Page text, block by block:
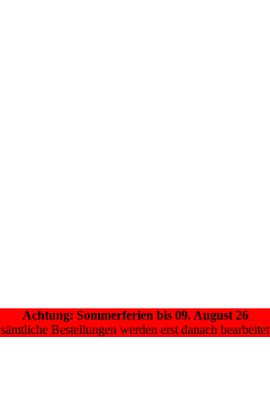
Achtung: Sommerferien bis 09. August 26
sämtliche Bestellungen werden erst danach bearbeitet